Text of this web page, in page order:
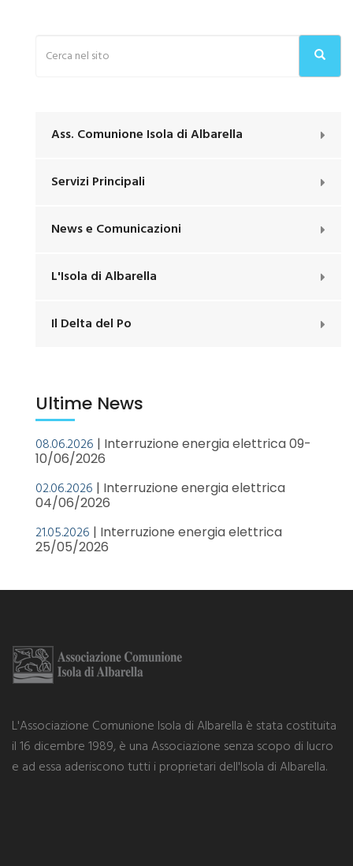
Ass. Comunione Isola di Albarella
Servizi Principali
News e Comunicazioni
L'Isola di Albarella
Il Delta del Po
Ultime News
08.06.2026 | Interruzione energia elettrica 09-
10/06/2026
02.06.2026 | Interruzione energia elettrica
04/06/2026
21.05.2026 | Interruzione energia elettrica
25/05/2026
L'Associazione Comunione Isola di Albarella è stata costituita
il 16 dicembre 1989, è una Associazione senza scopo di lucro
e ad essa aderiscono tutti i proprietari dell'Isola di Albarella.